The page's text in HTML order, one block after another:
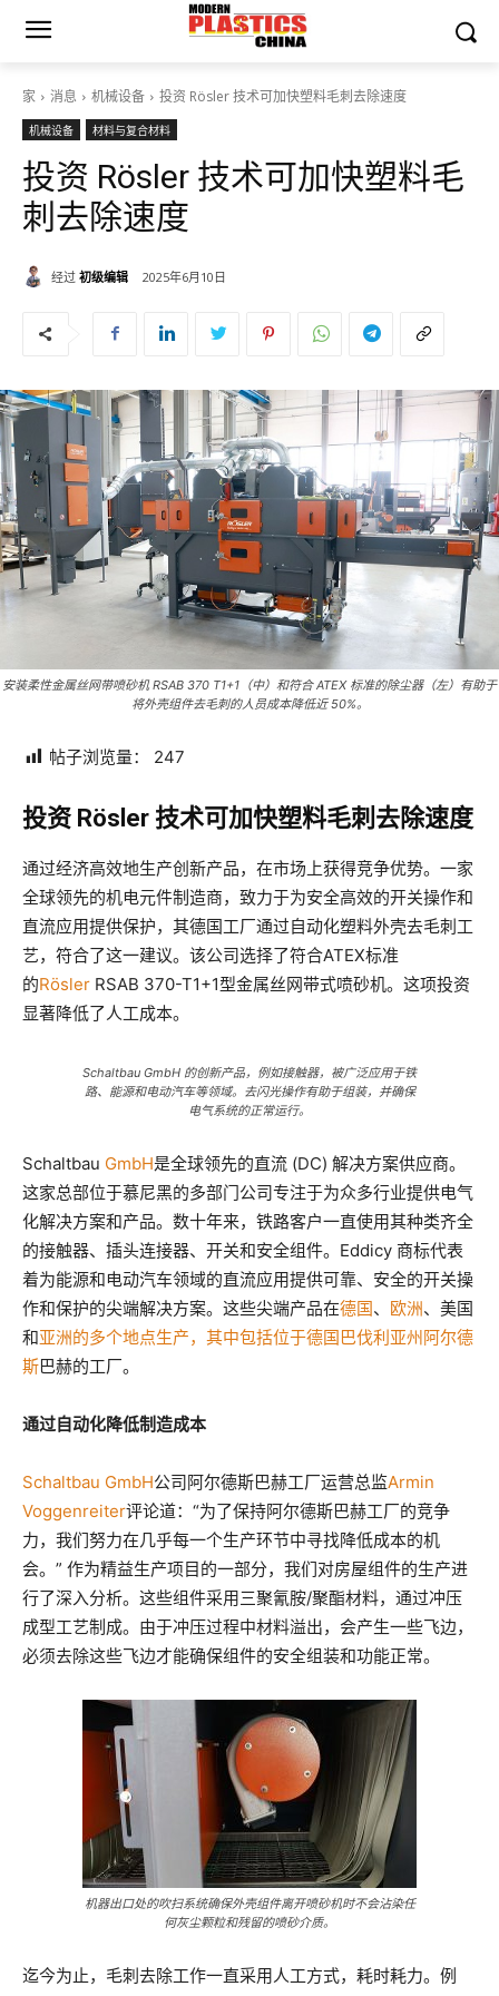
家 消息 机械设备 投资 Rösler 技术可加快塑料毛刺去除速度
机械设备 材料与复合材料
投资 Rösler 技术可加快塑料毛
刺去除速度
经过 初级编辑 2025年6月10日
安装柔性金属丝网带喷砂机 RSAB 370 T1+1（中）和符合 ATEX 标准的除尘器（左）有助于
将外壳组件去毛刺的人员成本降低近 50%。
帖子浏览量： 247
投资 Rösler 技术可加快塑料毛刺去除速度
通过经济高效地生产创新产品，在市场上获得竞争优势。一家
全球领先的机电元件制造商，致力于为安全高效的开关操作和
直流应用提供保护，其德国工厂通过自动化塑料外壳去毛刺工
艺，符合了这一建议。该公司选择了符合ATEX标准
的Rösler RSAB 370-T1+1型金属丝网带式喷砂机。这项投资
显著降低了人工成本。
Schaltbau GmbH 的创新产品，例如接触器，被广泛应用于铁
路、能源和电动汽车等领域。去闪光操作有助于组装，并确保
电气系统的正常运行。
Schaltbau GmbH是全球领先的直流 (DC) 解决方案供应商。
这家总部位于慕尼黑的多部门公司专注于为众多行业提供电气
化解决方案和产品。数十年来，铁路客户一直使用其种类齐全
的接触器、插头连接器、开关和安全组件。Eddicy 商标代表
着为能源和电动汽车领域的直流应用提供可靠、安全的开关操
作和保护的尖端解决方案。这些尖端产品在德国、 欧洲、美国
和亚洲的多个地点生产，其中包括位于德国巴伐利亚州 阿尔德
斯巴赫的工厂。
通过自动化降低制造成本
Schaltbau GmbH公司阿尔德斯巴赫工厂运营总监Armin
Voggenreiter评论道：“为了保持阿尔德斯巴赫工厂的竞争
力，我们努力在几乎每一个生产环节中寻找降低成本的机
会。” 作为精益生产项目的一部分，我们对房屋组件的生产进
行了深入分析。这些组件采用三聚氰胺/聚酯材料，通过冲压
成型工艺制成。由于冲压过程中材料溢出，会产生一些飞边，
必须去除这些飞边才能确保组件的安全组装和功能正常。
机器出口处的吹扫系统确保外壳组件离开喷砂机时不会沾染任
何灰尘颗粒和残留的喷砂介质。
迄今为止，毛刺去除工作一直采用人工方式，耗时耗力。例